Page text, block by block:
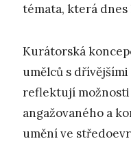
témata, která
Kurátorská
umělců s
reflektují
angažovaného a
umění ve